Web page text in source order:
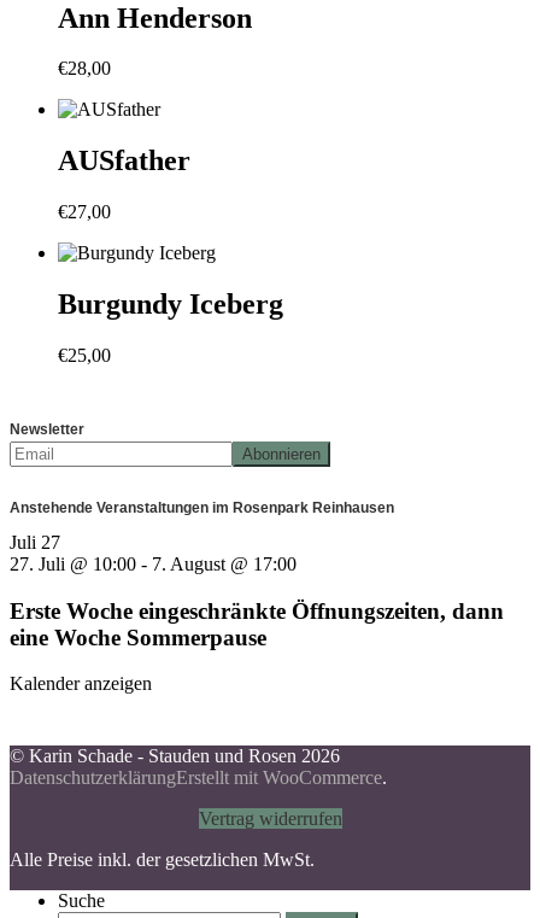
Ann Henderson
€28,00
AUSfather
€27,00
Burgundy Iceberg
€25,00
Newsletter
Anstehende Veranstaltungen im Rosenpark Reinhausen
Juli 27
27. Juli @ 10:00 - 7. August @ 17:00
Erste Woche eingeschränkte Öffnungszeiten, dann
eine Woche Sommerpause
Kalender anzeigen
© Karin Schade - Stauden und Rosen 2026
DatenschutzerklärungErstellt mit WooCommerce.
Vertrag widerrufen
Alle Preise inkl. der gesetzlichen MwSt.
Suche